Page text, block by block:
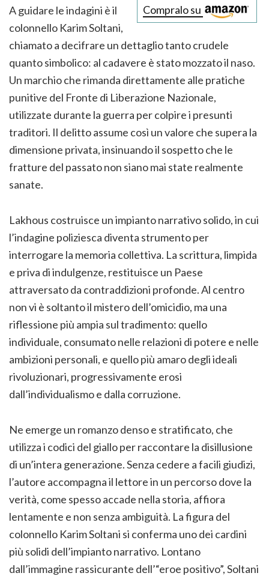
Compralo su
A guidare le indagini è il
colonnello Karim Soltani,
chiamato a decifrare un dettaglio tanto crudele
quanto simbolico: al cadavere è stato mozzato il naso.
Un marchio che rimanda direttamente alle pratiche
punitive del Fronte di Liberazione Nazionale,
utilizzate durante la guerra per colpire i presunti
traditori. Il delitto assume così un valore che supera la
dimensione privata, insinuando il sospetto che le
fratture del passato non siano mai state realmente
sanate.
Lakhous costruisce un impianto narrativo solido, in cui
l’indagine poliziesca diventa strumento per
interrogare la memoria collettiva. La scrittura, limpida
e priva di indulgenze, restituisce un Paese
attraversato da contraddizioni profonde. Al centro
non vi è soltanto il mistero dell’omicidio, ma una
riflessione più ampia sul tradimento: quello
individuale, consumato nelle relazioni di potere e nelle
ambizioni personali, e quello più amaro degli ideali
rivoluzionari, progressivamente erosi
dall’individualismo e dalla corruzione.
Ne emerge un romanzo denso e stratificato, che
utilizza i codici del giallo per raccontare la disillusione
di un’intera generazione. Senza cedere a facili giudizi,
l’autore accompagna il lettore in un percorso dove la
verità, come spesso accade nella storia, affiora
lentamente e non senza ambiguità. La figura del
colonnello Karim Soltani si conferma uno dei cardini
più solidi dell’impianto narrativo. Lontano
dall’immagine rassicurante dell’“eroe positivo”, Soltani